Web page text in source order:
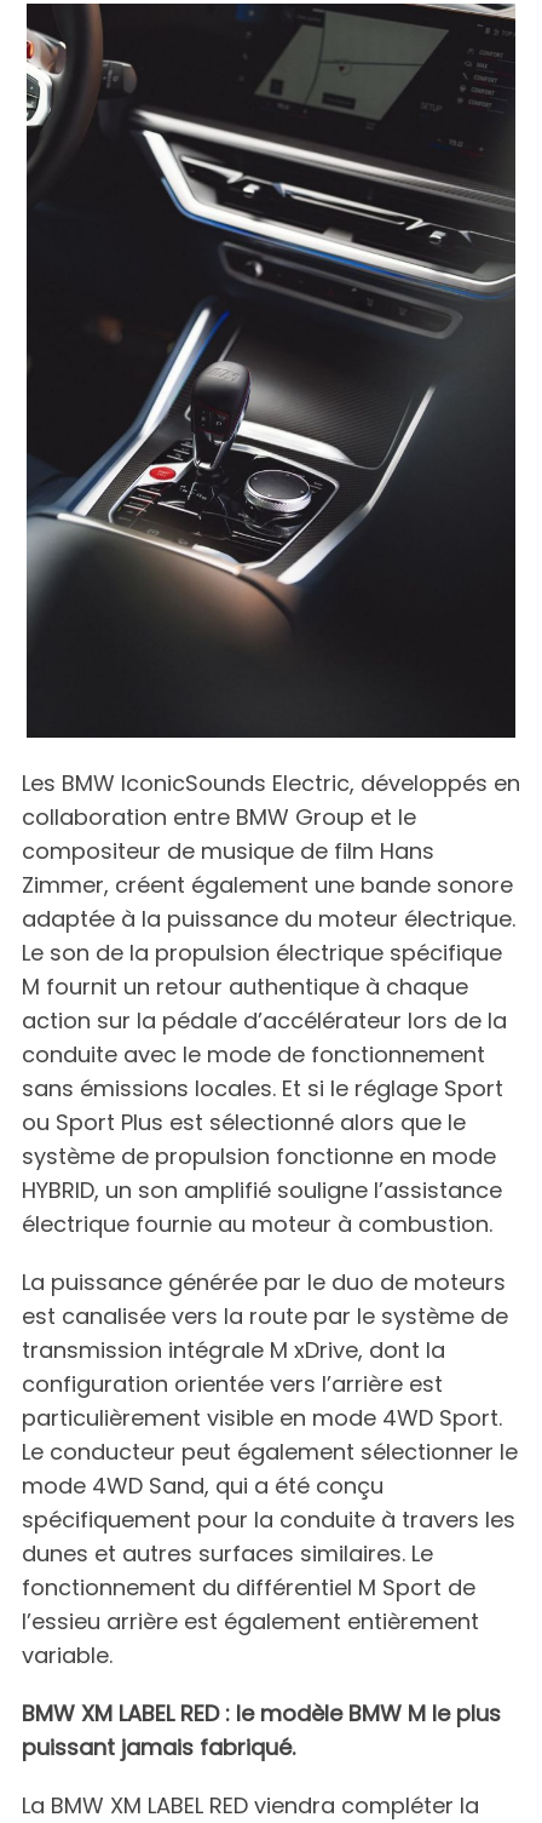
Les BMW IconicSounds Electric, développés en
collaboration entre BMW Group et le
compositeur de musique de film Hans
Zimmer, créent également une bande sonore
adaptée à la puissance du moteur électrique.
Le son de la propulsion électrique spécifique
M fournit un retour authentique à chaque
action sur la pédale d’accélérateur lors de la
conduite avec le mode de fonctionnement
sans émissions locales. Et si le réglage Sport
ou Sport Plus est sélectionné alors que le
système de propulsion fonctionne en mode
HYBRID, un son amplifié souligne l’assistance
électrique fournie au moteur à combustion.
La puissance générée par le duo de moteurs
est canalisée vers la route par le système de
transmission intégrale M xDrive, dont la
configuration orientée vers l’arrière est
particulièrement visible en mode 4WD Sport.
Le conducteur peut également sélectionner le
mode 4WD Sand, qui a été conçu
spécifiquement pour la conduite à travers les
dunes et autres surfaces similaires. Le
fonctionnement du différentiel M Sport de
l’essieu arrière est également entièrement
variable.
BMW XM LABEL RED : le modèle BMW M le plus
puissant jamais fabriqué.
La BMW XM LABEL RED viendra compléter la